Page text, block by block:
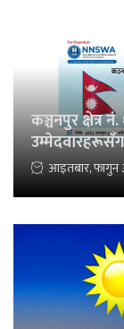
कञ्चनपुर क्षेत्र
उम्मेदवारहरूसँग
आइतबार, फागुन